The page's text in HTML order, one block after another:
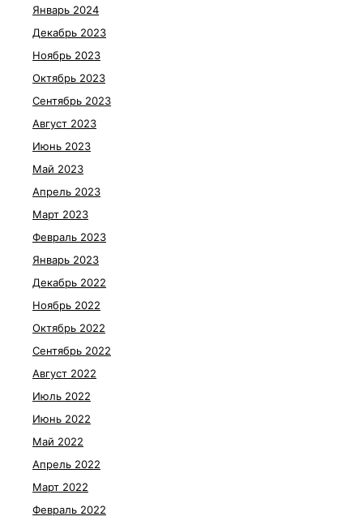
Январь 2024
Декабрь 2023
Ноябрь 2023
Октябрь 2023
Сентябрь 2023
Август 2023
Июнь 2023
Май 2023
Апрель 2023
Март 2023
Февраль 2023
Январь 2023
Декабрь 2022
Ноябрь 2022
Октябрь 2022
Сентябрь 2022
Август 2022
Июль 2022
Июнь 2022
Май 2022
Апрель 2022
Март 2022
Февраль 2022